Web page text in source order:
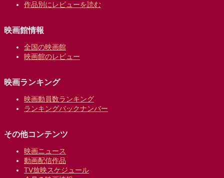
作品別にレビューを読む
映画館情報
全国の映画館
映画館のレビュー
映画ランキング
映画動員数ランキング
ランキングバックナンバー
その他コンテンツ
映画ニュース
動画配信作品
TV放映スケジュール